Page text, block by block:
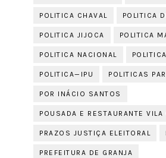
POLITICA CHAVAL POLITICA
POLITICA JIJOCA POLITICA
POLITICA NACIONAL
POLITICA—IPU POLITICAS
POR INÁCIO SANTOS
POUSADA E RESTAURANTE VILA
PRAZOS JUSTIÇA ELEITORAL
PREFEITURA DE GRANJA